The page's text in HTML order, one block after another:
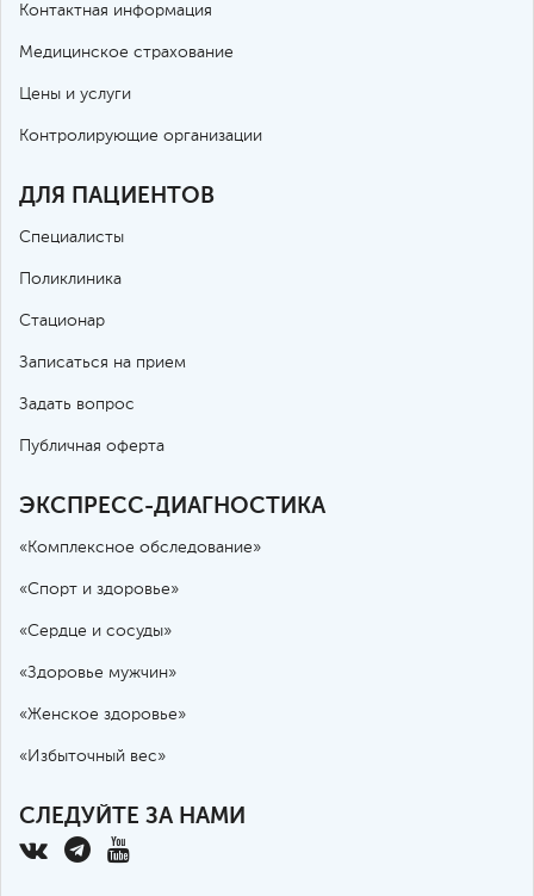
Контактная информация
Медицинское страхование
Цены и услуги
Контролирующие организации
ДЛЯ ПАЦИЕНТОВ
Специалисты
Поликлиника
Стационар
Записаться на прием
Задать вопрос
Публичная оферта
ЭКСПРЕСС-ДИАГНОСТИКА
«Комплексное обследование»
«Спорт и здоровье»
«Сердце и сосуды»
«Здоровье мужчин»
«Женское здоровье»
«Избыточный вес»
СЛЕДУЙТЕ ЗА НАМИ